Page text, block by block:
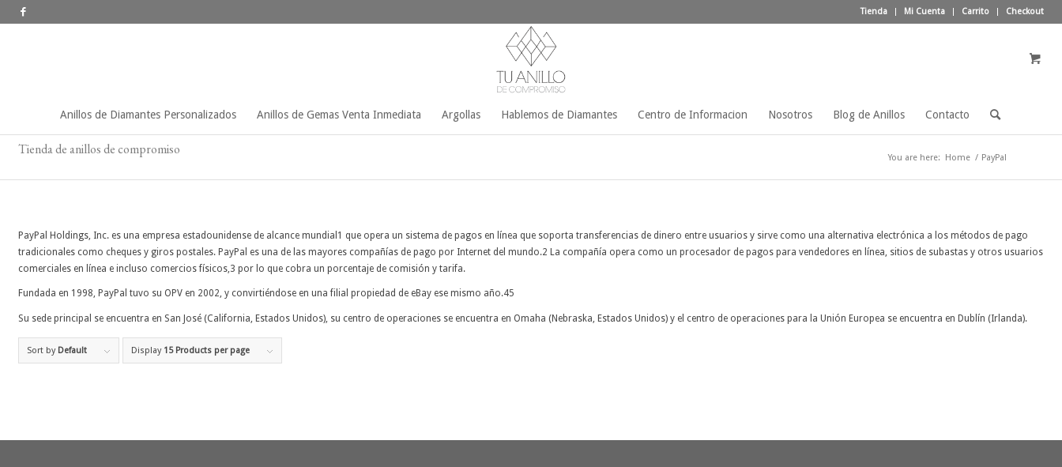
Tienda Mi Cuenta Carrito Checkout
Anillos de Diamantes Personalizados Anillos de Gemas Venta Inmediata Argollas Hablemos de Diamantes Centro de Informacion Nosotros Blog de Anillos Contacto
Tienda de anillos de compromiso
You are here: Home / PayPal
PayPal Holdings, Inc. es una empresa estadounidense de alcance mundial1​ que opera un sistema de pagos en línea que soporta transferencias de dinero entre usuarios y sirve como una alternativa electrónica a los métodos de pago
tradicionales como cheques y giros postales. PayPal es una de las mayores compañías de pago por Internet del mundo.2​ La compañía opera como un procesador de pagos para vendedores en línea, sitios de subastas y otros usuarios
comerciales en línea e incluso comercios físicos,3​ por lo que cobra un porcentaje de comisión y tarifa.
Fundada en 1998, PayPal tuvo su OPV en 2002, y convirtiéndose en una filial propiedad de eBay ese mismo año.4​5​
Su sede principal se encuentra en San José (California, Estados Unidos), su centro de operaciones se encuentra en Omaha (Nebraska, Estados Unidos) y el centro de operaciones para la Unión Europea se encuentra en Dublín (Irlanda).
Sort by Default Display 15 Products per page